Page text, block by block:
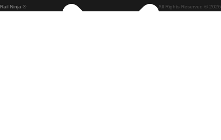
Rail Ninja ® All Rights Reserved © 2026